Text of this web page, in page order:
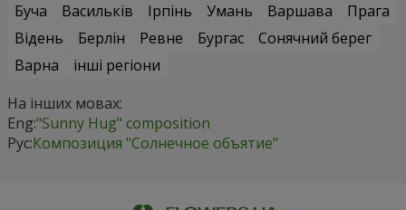
Буча
Васильків Ірпінь Умань Варшава
Прага
Відень
Берлін Ревне Бургас
Сонячний берег
Варна
інші регіони
На інших мовах:
Eng:"Sunny Hug" composition
Рус:Композиция "Солнечное объятие"